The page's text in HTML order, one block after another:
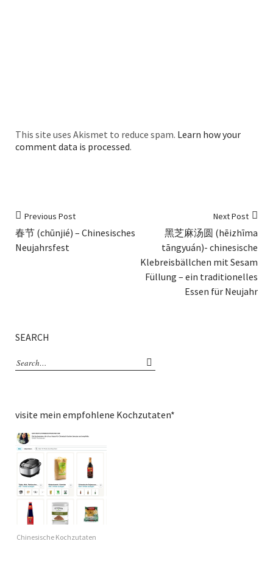
This site uses Akismet to reduce spam. Learn how your
comment data is processed.
Previous Post
春节 (chūnjié) – Chinesisches
Neujahrsfest
Next Post
黑芝麻汤圆 (hēizhīma
tāngyuán)- chinesische
Klebreisbällchen mit Sesam
Füllung – ein traditionelles
Essen für Neujahr
SEARCH
visite mein empfohlene Kochzutaten*
Chinesische Kochzutaten